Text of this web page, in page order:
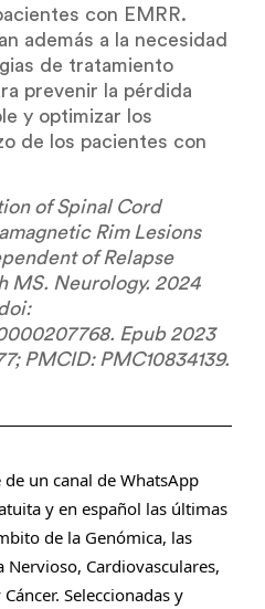
con EMRR.
además a la necesidad
de tratamiento
prevenir la pérdida
y optimizar los
de los pacientes con
of Spinal Cord
Rim Lesions
of Relapse
MS. Neurology. 2024
Epub 2023
PMCID: PMC10834139.
un canal de WhatsApp
y en español las últimas
de la Genómica, las
Nervioso, Cardiovasculares,
Seleccionadas y